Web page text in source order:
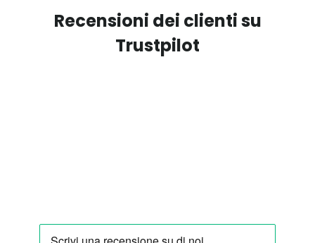
Recensioni dei clienti su
Trustpilot